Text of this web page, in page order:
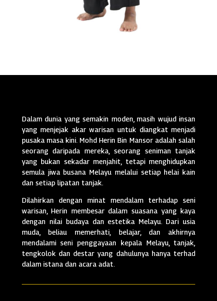
Dalam dunia yang semakin moden, masih wujud insan
yang menjejak akar warisan untuk diangkat menjadi
pusaka masa kini. Mohd Herin Bin Mansor adalah salah
seorang daripada mereka, seorang seniman tanjak
yang bukan sekadar menjahit, tetapi menghidupkan
semula jiwa busana Melayu melalui setiap helai kain
dan setiap lipatan tanjak.
Dilahirkan dengan minat mendalam terhadap seni
warisan, Herin membesar dalam suasana yang kaya
dengan nilai budaya dan estetika Melayu. Dari usia
muda, beliau memerhati, belajar, dan akhirnya
mendalami seni penggayaan kepala Melayu, tanjak,
tengkolok dan destar yang dahulunya hanya terhad
dalam istana dan acara adat.